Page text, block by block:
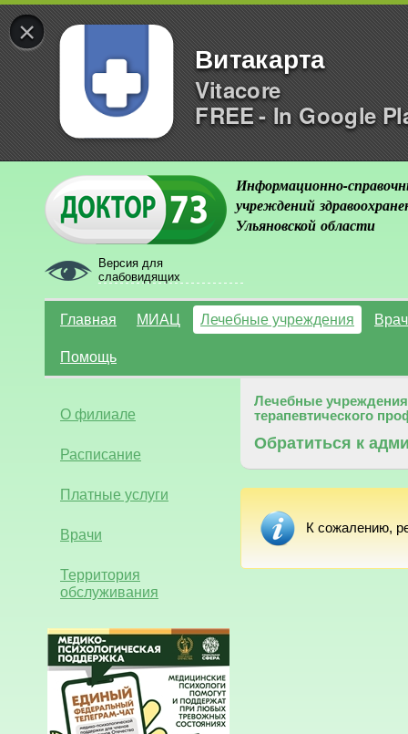
×
Витакарта
Vitacore
FREE - In Google
Версия для
слабовидящих
Информационно-
учреждений
Ульяновской области
Главная МИАЦ Лечебные учреждения
Помощь
О филиале
Расписание
Платные услуги
Врачи
Территория
обслуживания
Лечебные учреждения
терапевтического
Обратиться к
К сожалению,